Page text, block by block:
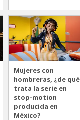
Mujeres con
hombreras, ¿de qué
trata la serie en
stop-motion
producida en
México?